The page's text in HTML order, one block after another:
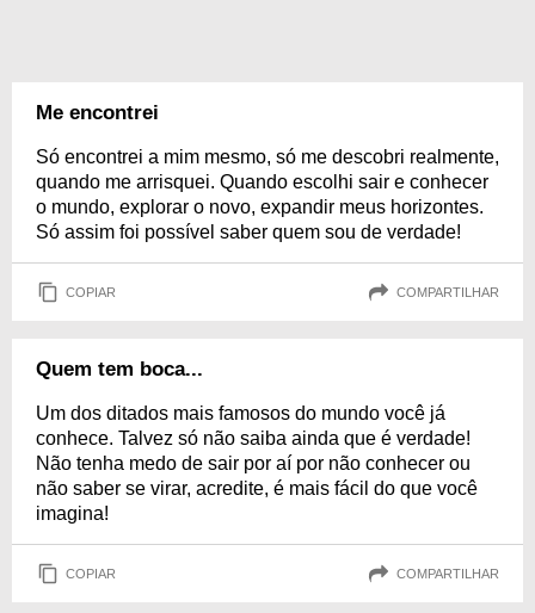
Me encontrei
Só encontrei a mim mesmo, só me descobri realmente,
quando me arrisquei. Quando escolhi sair e conhecer
o mundo, explorar o novo, expandir meus horizontes.
Só assim foi possível saber quem sou de verdade!
COPIAR COMPARTILHAR
Quem tem boca...
Um dos ditados mais famosos do mundo você já
conhece. Talvez só não saiba ainda que é verdade!
Não tenha medo de sair por aí por não conhecer ou
não saber se virar, acredite, é mais fácil do que você
imagina!
COPIAR COMPARTILHAR